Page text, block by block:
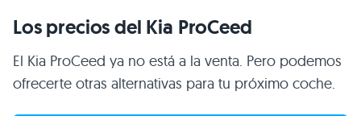
Los precios del Kia ProCeed
El Kia ProCeed ya no está a la venta. Pero podemos
ofrecerte otras alternativas para tu próximo coche.